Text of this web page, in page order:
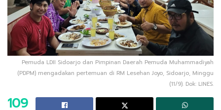
Pemuda LDII Sidoarjo dan Pimpinan Daerah Pemuda Muhammadiyah
(PDPM) mengadakan pertemuan di RM Lesehan Joyo, Sidoarjo, Minggu
(11/9). Dok: LINES.
109